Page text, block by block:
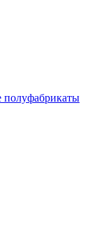
полуфабрикаты